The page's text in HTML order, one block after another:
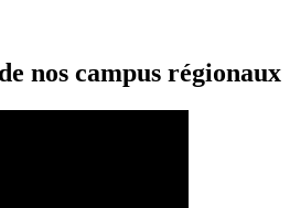
nos campus régionaux